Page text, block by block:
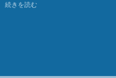
続きを読む